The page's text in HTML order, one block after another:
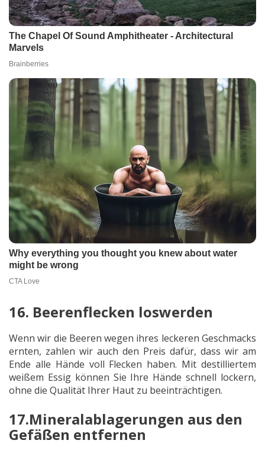
16. Beerenflecken loswerden
Wenn wir die Beeren wegen ihres leckeren Geschmacks
ernten, zahlen wir auch den Preis dafür, dass wir am
Ende alle Hände voll Flecken haben. Mit destilliertem
weißem Essig können Sie Ihre Hände schnell lockern,
ohne die Qualität Ihrer Haut zu beeinträchtigen.
17.Mineralablagerungen aus den
Gefäßen entfernen